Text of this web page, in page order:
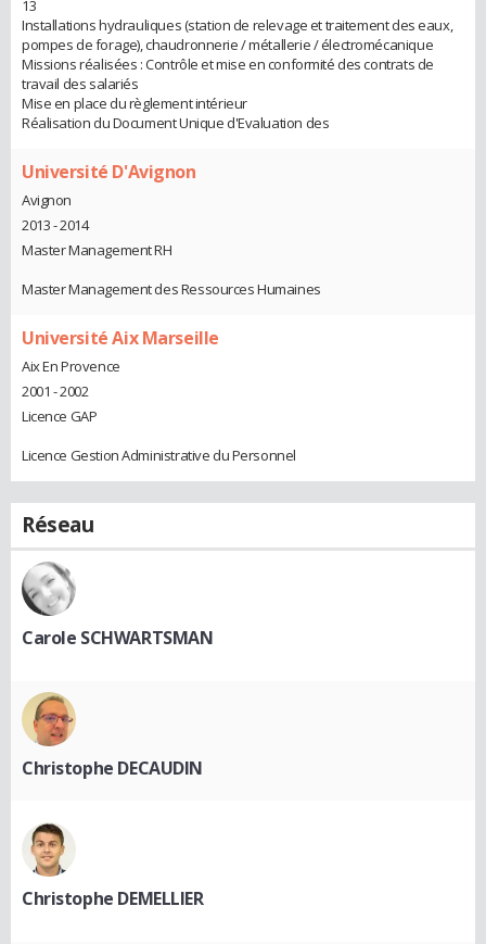
13
Installations hydrauliques (station de relevage et traitement des eaux,
pompes de forage), chaudronnerie / métallerie / électromécanique
Missions réalisées : Contrôle et mise en conformité des contrats de
travail des salariés
Mise en place du règlement intérieur
Réalisation du Document Unique d'Evaluation des
Université D'Avignon
Avignon
2013 - 2014
Master Management RH
Master Management des Ressources Humaines
Université Aix Marseille
Aix En Provence
2001 - 2002
Licence GAP
Licence Gestion Administrative du Personnel
Réseau
Carole SCHWARTSMAN
Christophe DECAUDIN
Christophe DEMELLIER